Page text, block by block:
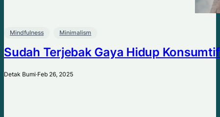
Mindfulness Minimalism
Sudah Terjebak Gaya Hidup
Detak Bumi·Feb 26, 2025